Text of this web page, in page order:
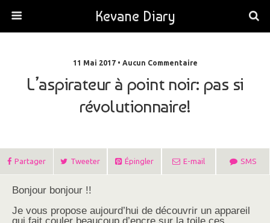
Kevane Diary
11 Mai 2017 • Aucun Commentaire
L’aspirateur à point noir: pas si
révolutionnaire!
Partager Tweeter Épingler E-mail SMS
Bonjour bonjour !!
Je vous propose aujourd’hui de découvrir un appareil